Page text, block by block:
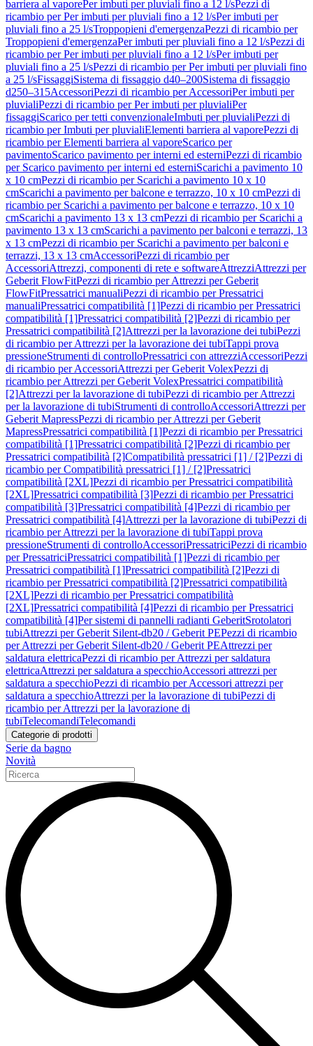
barriera al vaporePer imbuti per pluviali fino a 12 l/sPezzi di
ricambio per Per imbuti per pluviali fino a 12 l/sPer imbuti per
pluviali fino a 25 l/sTroppopieni d'emergenzaPezzi di ricambio per
Troppopieni d'emergenzaPer imbuti per pluviali fino a 12 l/sPezzi di
ricambio per Per imbuti per pluviali fino a 12 l/sPer imbuti per
pluviali fino a 25 l/sPezzi di ricambio per Per imbuti per pluviali fino
a 25 l/sFissaggiSistema di fissaggio d40–200Sistema di fissaggio
d250–315AccessoriPezzi di ricambio per AccessoriPer imbuti per
pluvialiPezzi di ricambio per Per imbuti per pluvialiPer
fissaggiScarico per tetti convenzionaleImbuti per pluvialiPezzi di
ricambio per Imbuti per pluvialiElementi barriera al vaporePezzi di
ricambio per Elementi barriera al vaporeScarico per
pavimentoScarico pavimento per interni ed esterniPezzi di ricambio
per Scarico pavimento per interni ed esterniScarichi a pavimento 10
x 10 cmPezzi di ricambio per Scarichi a pavimento 10 x 10
cmScarichi a pavimento per balcone e terrazzo, 10 x 10 cmPezzi di
ricambio per Scarichi a pavimento per balcone e terrazzo, 10 x 10
cmScarichi a pavimento 13 x 13 cmPezzi di ricambio per Scarichi a
pavimento 13 x 13 cmScarichi a pavimento per balconi e terrazzi, 13
x 13 cmPezzi di ricambio per Scarichi a pavimento per balconi e
terrazzi, 13 x 13 cmAccessoriPezzi di ricambio per
AccessoriAttrezzi, componenti di rete e softwareAttrezziAttrezzi per
Geberit FlowFitPezzi di ricambio per Attrezzi per Geberit
FlowFitPressatrici manualiPezzi di ricambio per Pressatrici
manualiPressatrici compatibilità [1]Pezzi di ricambio per Pressatrici
compatibilità [1]Pressatrici compatibilità [2]Pezzi di ricambio per
Pressatrici compatibilità [2]Attrezzi per la lavorazione dei tubiPezzi
di ricambio per Attrezzi per la lavorazione dei tubiTappi prova
pressioneStrumenti di controlloPressatrici con attrezziAccessoriPezzi
di ricambio per AccessoriAttrezzi per Geberit VolexPezzi di
ricambio per Attrezzi per Geberit VolexPressatrici compatibilità
[2]Attrezzi per la lavorazione di tubiPezzi di ricambio per Attrezzi
per la lavorazione di tubiStrumenti di controlloAccessoriAttrezzi per
Geberit MapressPezzi di ricambio per Attrezzi per Geberit
MapressPressatrici compatibilità [1]Pezzi di ricambio per Pressatrici
compatibilità [1]Pressatrici compatibilità [2]Pezzi di ricambio per
Pressatrici compatibilità [2]Compatibilità pressatrici [1] / [2]Pezzi di
ricambio per Compatibilità pressatrici [1] / [2]Pressatrici
compatibilità [2XL]Pezzi di ricambio per Pressatrici compatibilità
[2XL]Pressatrici compatibilità [3]Pezzi di ricambio per Pressatrici
compatibilità [3]Pressatrici compatibilità [4]Pezzi di ricambio per
Pressatrici compatibilità [4]Attrezzi per la lavorazione di tubiPezzi di
ricambio per Attrezzi per la lavorazione di tubiTappi prova
pressioneStrumenti di controlloAccessoriPressatriciPezzi di ricambio
per PressatriciPressatrici compatibilità [1]Pezzi di ricambio per
Pressatrici compatibilità [1]Pressatrici compatibilità [2]Pezzi di
ricambio per Pressatrici compatibilità [2]Pressatrici compatibilità
[2XL]Pezzi di ricambio per Pressatrici compatibilità
[2XL]Pressatrici compatibilità [4]Pezzi di ricambio per Pressatrici
compatibilità [4]Per sistemi di pannelli radianti GeberitSrotolatori
tubiAttrezzi per Geberit Silent-db20 / Geberit PEPezzi di ricambio
per Attrezzi per Geberit Silent-db20 / Geberit PEAttrezzi per
saldatura elettricaPezzi di ricambio per Attrezzi per saldatura
elettricaAttrezzi per saldatura a specchioAccessori attrezzi per
saldatura a specchioPezzi di ricambio per Accessori attrezzi per
saldatura a specchioAttrezzi per la lavorazione di tubiPezzi di
ricambio per Attrezzi per la lavorazione di
tubiTelecomandiTelecomandi
Categorie di prodotti
Serie da bagno
Novità